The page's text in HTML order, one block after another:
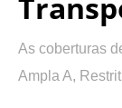
As coberturas
Ampla A,